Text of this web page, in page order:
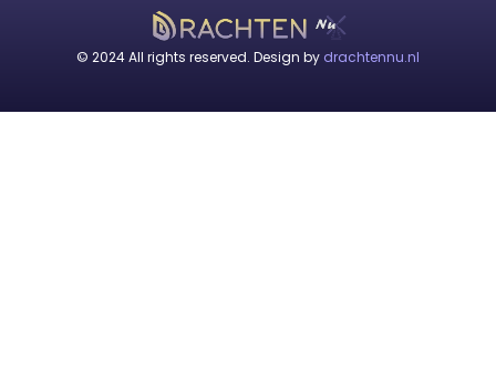
© 2024 All rights reserved. Design by drachtennu.nl